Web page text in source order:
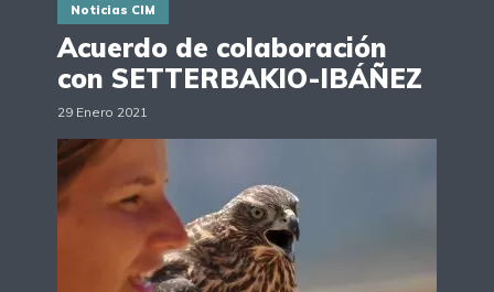
Noticias CIM
Acuerdo de colaboración
con SETTERBAKIO-IBÁÑEZ
29 Enero 2021